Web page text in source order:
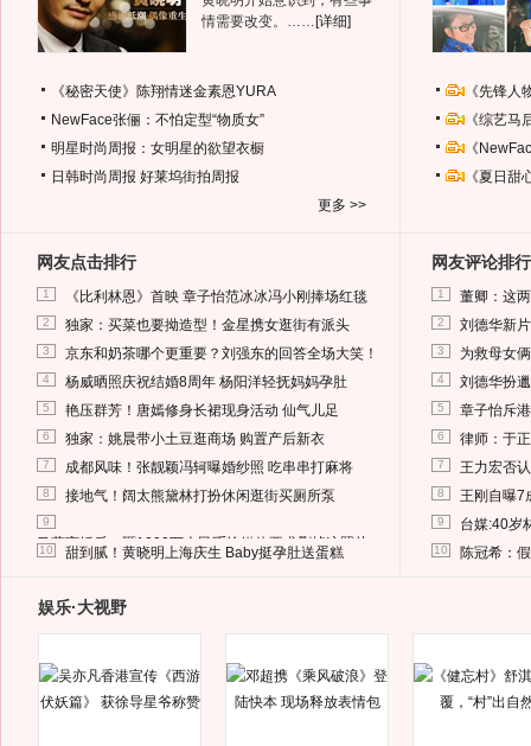
情需要改变。…… [详细]
《秘密天使》陈翔情迷金素恩YURA
NewFace张俪：不怕定型“物质女”
明星时尚周报：女明星的欲望衣橱
日韩时尚周报 好莱坞街拍周报
更多 >>
《先锋
《综艺
《
《夏日
网友点击排行
1 《比利林恩》首映 章子怡范冰冰冯小刚捧场红毯
2 独家：买菜也要拗造型！金星携女逛街有派头
3 京东和奶茶哪个更重要？刘强东的回答全场大笑！
4 杨威晒照庆祝结婚8周年 杨阳洋轻抚妈妈孕肚
5 艳压群芳！唐嫣修身长裙现身活动 仙气儿足
6 独家：姚晨带小土豆逛商场 购置产后新衣
7 成都风味！张靓颖冯轲曝婚纱照 吃串串打麻将
8 接地气！阔太熊黛林打扮休闲逛街买厕所泵
9
马蓉离婚后，砸1000万人民币给媒体要求删掉这照片
10 甜到腻！黄晓明上海庆生 Baby挺孕肚送蛋糕
网友评论排行
1 董卿：这
2 刘德华新
3 为救母女
4 刘德华扮
5 章子怡斥
6 律师：于
7 王力宏否
8 王刚自曝7
9 台媒:40岁
10 陈冠希：
娱乐·大视野